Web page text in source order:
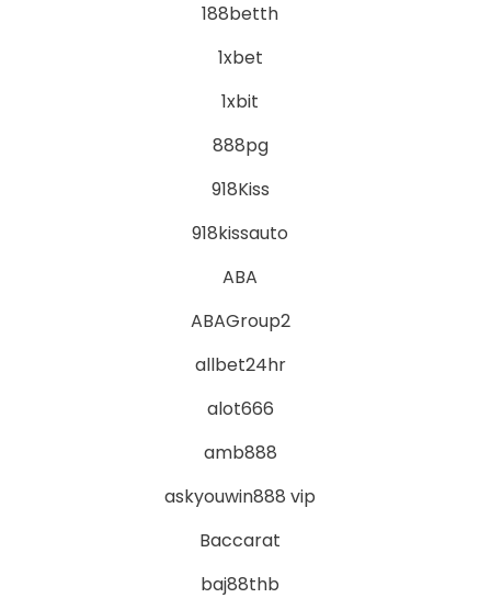
188betth
1xbet
1xbit
888pg
918Kiss
918kissauto
ABA
ABAGroup2
allbet24hr
alot666
amb888
askyouwin888 vip
Baccarat
baj88thb